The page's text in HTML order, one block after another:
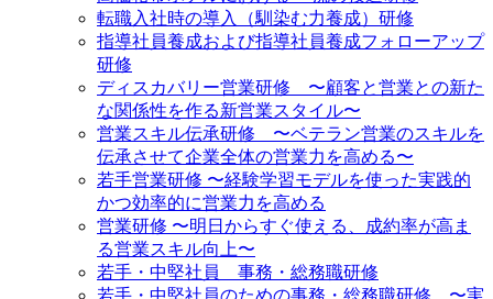
転職入社時の導入（馴染む力養成）研修
指導社員養成および指導社員養成フォローアップ
研修
ディスカバリー営業研修 〜顧客と営業との新た
な関係性を作る新営業スタイル〜
営業スキル伝承研修 〜ベテラン営業のスキルを
伝承させて企業全体の営業力を高める〜
若手営業研修 〜経験学習モデルを使った実践的
かつ効率的に営業力を高める
営業研修 〜明日からすぐ使える、成約率が高ま
る営業スキル向上〜
若手・中堅社員 事務・総務職研修
若手・中堅社員のための事務・総務職研修 〜実